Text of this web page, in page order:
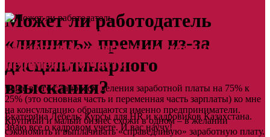
Может ли работодатель
«лишить» премии из-за
дисциплинарного
взыскания?
Екатерина Лебедь: Курсы для HR и кадровиков Казахстана.
Знаю все о кадровом учете. И вас научу!
Зачем работодателю делить
заработную плату на постоянную и
переменную части?
Чаще всего с запросом деления заработной платы на 75% к
25% (это основная часть и переменная часть зарплаты) ко мне
на консультацию обращаются именно предприниматели.
Крупный и малый бизнес схожи в одном – в желании
сэкономить и выплачивать «справедливую» заработную плату.